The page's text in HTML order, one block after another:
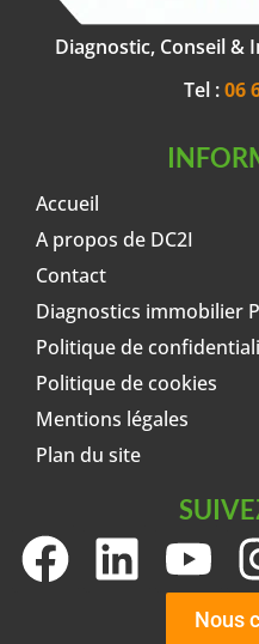
Diagnostic, Conseil
Tel :06
Accueil
A propos de DC2I
Contact
Diagnostics immobilier
Politique de
Politique de cookies
Mentions légales
Plan du site
Nous